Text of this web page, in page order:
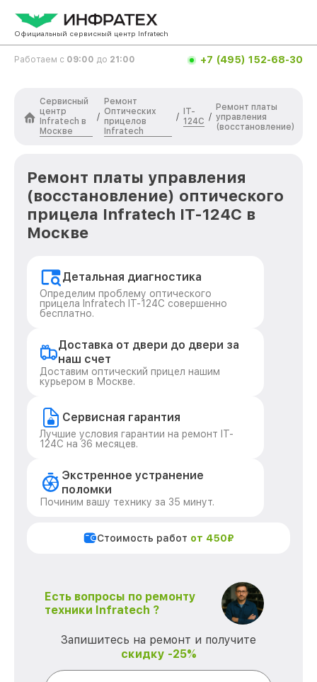
Официальный сервисный центр Infratech
Работаем с 09:00 до 21:00 +7 (495) 152-68-30
Сервисный
центр
Infratech в
Москве
/
Ремонт
Оптических
прицелов
Infratech
/
IT-
124C /
Ремонт платы
управления
(восстановление)
Ремонт платы управления
(восстановление) оптического
прицела Infratech IT-124C в
Москве
Детальная диагностика
Определим проблему оптического
прицела Infratech IT-124C совершенно
бесплатно.
Доставка от двери до двери за
наш счет
Доставим оптический прицел нашим
курьером в Москве.
Сервисная гарантия
Лучшие условия гарантии на ремонт IT-
124C на 36 месяцев.
Экстренное устранение
поломки
Починим вашу технику за 35 минут.
Стоимость работ от 450₽
Есть вопросы по ремонту
техники Infratech ?
Запишитесь на ремонт и получите
скидку -25%